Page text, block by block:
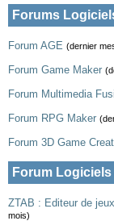
Forums
Forum AGE (dernier
Forum Game Maker
Forum Multimedia
Forum RPG Maker
Forum 3D Game
Forum
ZTAB : Editeur de
mois)